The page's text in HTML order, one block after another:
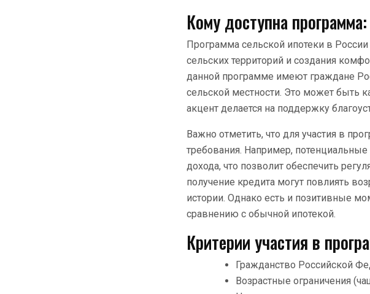
Кому доступна
Программа сельской ипотеки в
сельских территорий и создания
данной программе имеют граждане
сельской местности. Это может быть
акцент делается на поддержку
Важно отметить, что для участия в
требования. Например,
дохода, что позволит обеспечить
получение кредита могут повлиять
истории. Однако есть и позитивные
сравнению с обычной ипотекой.
Критерии участия в
Гражданство Российской
Возрастные ограничения